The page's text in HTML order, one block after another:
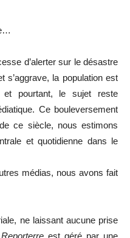
d’alerter sur le désastre
s’aggrave, la population est
pourtant, le sujet reste
Ce bouleversement
ce siècle, nous estimons
et quotidienne dans le
médias, nous avons fait
ne laissant aucune prise
Reporterreest géré par une